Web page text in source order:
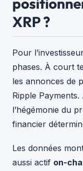
XRP ?
Pour
phases. À court
les annonces de
Ripple
l’hégémonie du
financier
Les données
aussi actif on-